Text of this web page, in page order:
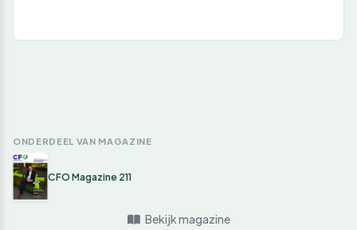
ONDERDEEL VAN MAGAZINE
CFO Magazine 211
Bekijk magazine